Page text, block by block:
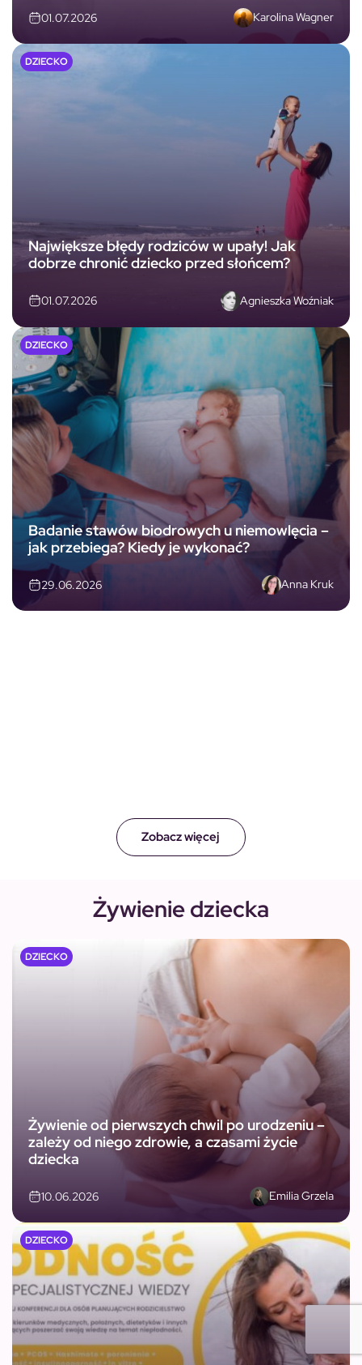
Zobacz więcej
01.07.2026 Karolina Wagner
Największe błędy rodziców w upały! Jak
dobrze chronić dziecko przed słońcem?
01.07.2026 Agnieszka Woźniak
DZIECKO
Badanie stawów biodrowych u niemowlęcia –
jak przebiega? Kiedy je wykonać?
29.06.2026 Anna Kruk
DZIECKO
Żywienie dziecka
Żywienie od pierwszych chwil po urodzeniu –
zależy od niego zdrowie, a czasami życie
dziecka
10.06.2026 Emilia Grzela
DZIECKO
DZIECKO